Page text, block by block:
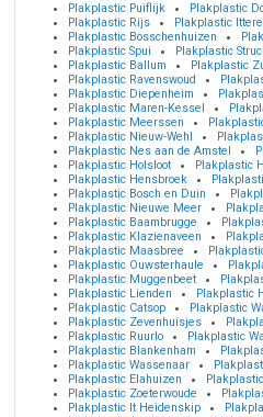
Plakplastic Puiflijk Plakplastic
Plakplastic Rijs
Plakplastic
Plakplastic Bosschenhuizen
Plakplastic Spui
Plakplastic
Plakplastic Ballum
Plakplastic
Plakplastic Ravenswoud
Plakplastic Diepenheim
Plakplastic Maren-Kessel
Plakplastic Meerssen
Plakplastic Nieuw-Wehl
Plakplastic Nes aan de Amstel
Plakplastic Holsloot
Plakplastic
Plakplastic Hensbroek
Plakplastic Bosch en Duin
Plakplastic Nieuwe Meer
Plakplastic Baambrugge
Plakplastic Klazienaveen
Plakplastic Maasbree
Plakplastic Ouwsterhaule
Plakplastic Muggenbeet
Plakplastic Lienden
Plakplastic
Plakplastic Catsop
Plakplastic
Plakplastic Zevenhuisjes
Plakplastic Ruurlo
Plakplastic
Plakplastic Blankenham
Plakplastic Wassenaar
Plakplastic Elahuizen
Plakplastic Zoeterwoude
Plakplastic It Heidenskip